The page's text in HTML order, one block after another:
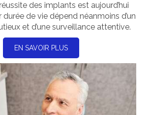
des implants est aujourd’hui
de vie dépend néanmoins d’un
et d’une surveillance attentive.
EN SAVOIR PLUS